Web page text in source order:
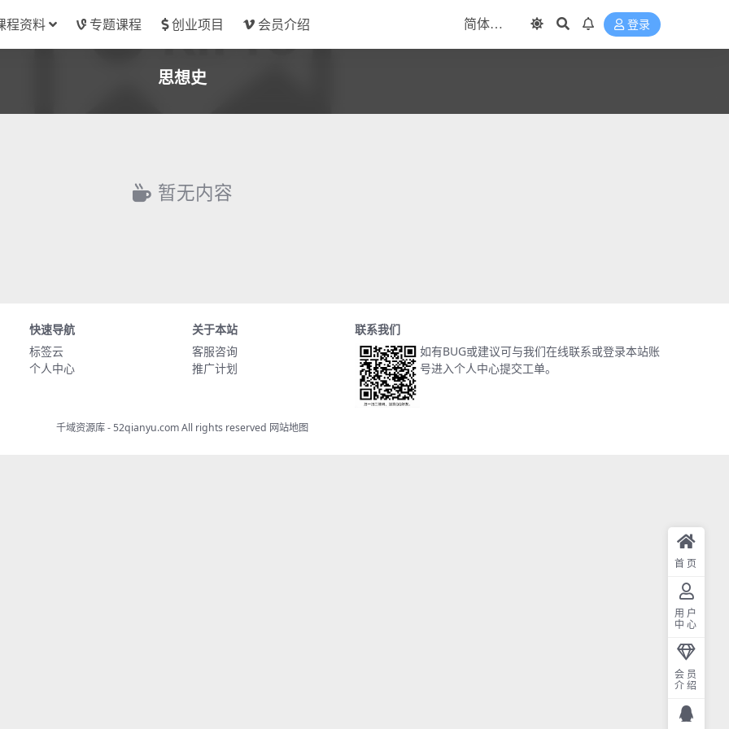
程资料 专题课程 创业项目 会员介绍 登录
思想史
暂无内容
快速导航
标签云
个人中心
关于本站
客服咨询
推广计划
联系我们
如有BUG或建议可与我们在线联系或登录本站账
号进入个人中心提交工单。
千域资源库 - 52qianyu.com All rights reserved 网站地图
首页
用户
中心
会员
介绍